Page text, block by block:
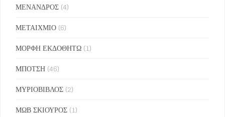
ΜΕΝΑΝΔΡΟΣ (4)
ΜΕΤΑΙΧΜΙΟ (6)
ΜΟΡΦΗ ΕΚΔΟΘΗΤΩ (1)
ΜΠΟΤΣΗ (46)
ΜΥΡΙΟΒΙΒΛΟΣ (2)
ΜΩΒ ΣΚΙΟΥΡΟΣ (1)